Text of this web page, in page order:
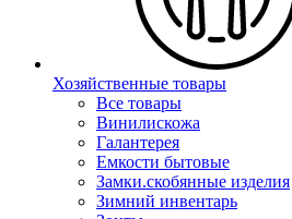
Хозяйственные товары
Все товары
Винилискожа
Галантерея
Емкости бытовые
Замки.скобянные изделия
Зимний инвентарь